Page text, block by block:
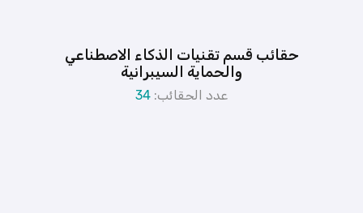
حقائب قسم تقنيات الذكاء الاصطناعي
والحماية السيبرانية
عدد الحقائب: 34